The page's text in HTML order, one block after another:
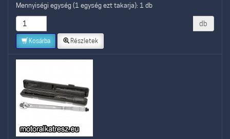
Mennyiségi egység (1 egység ezt takarja): 1 db
db
Kosárba Részletek